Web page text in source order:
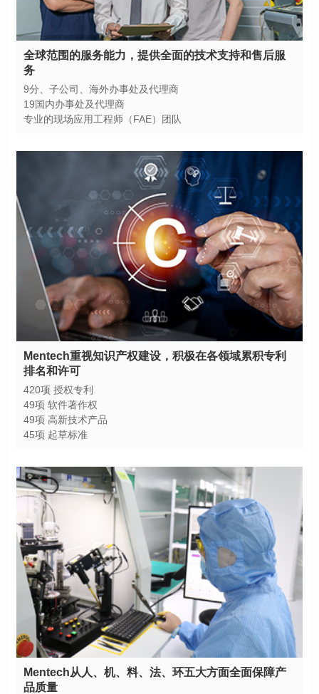
务
9分、子公司、海外办事处及代理商
19国内办事处及代理商
专业的现场应用工程师（FAE）团队
排名和许可
420项 授权专利
49项 软件著作权
49项 高新技术产品
45项 起草标准
品质量